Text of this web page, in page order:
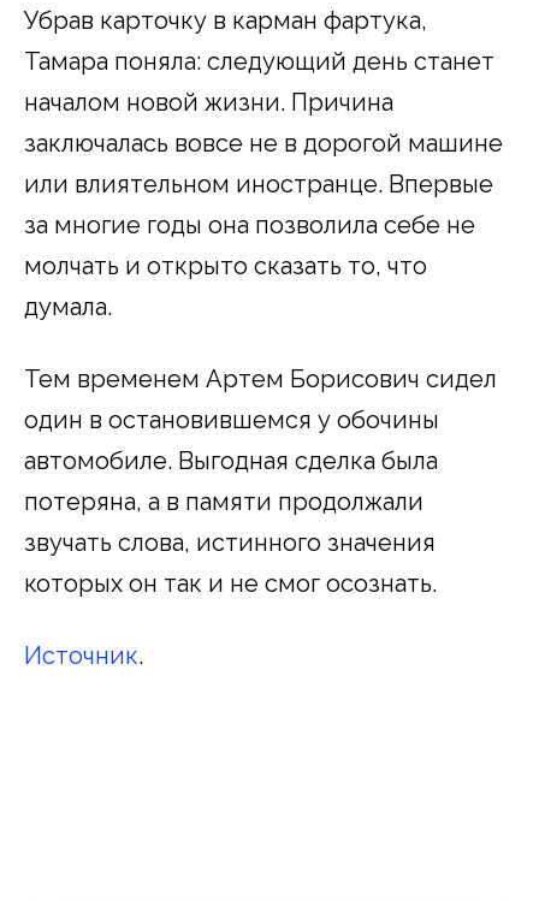
Убрав карточку в карман фартука,
Тамара поняла: следующий день станет
началом новой жизни. Причина
заключалась вовсе не в дорогой машине
или влиятельном иностранце. Впервые
за многие годы она позволила себе не
молчать и открыто сказать то, что
думала.
Тем временем Артем Борисович сидел
один в остановившемся у обочины
автомобиле. Выгодная сделка была
потеряна, а в памяти продолжали
звучать слова, истинного значения
которых он так и не смог осознать.
Источник.